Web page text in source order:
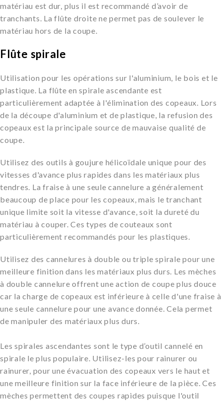
matériau est dur, plus il est recommandé d’avoir de
tranchants. La flûte droite ne permet pas de soulever le
matériau hors de la coupe.
Flûte spirale
Utilisation pour les opérations sur l'aluminium, le bois et le
plastique. La flûte en spirale ascendante est
particulièrement adaptée à l'élimination des copeaux. Lors
de la découpe d'aluminium et de plastique, la refusion des
copeaux est la principale source de mauvaise qualité de
coupe.
Utilisez des outils à goujure hélicoïdale unique pour des
vitesses d'avance plus rapides dans les matériaux plus
tendres. La fraise à une seule cannelure a généralement
beaucoup de place pour les copeaux, mais le tranchant
unique limite soit la vitesse d'avance, soit la dureté du
matériau à couper. Ces types de couteaux sont
particulièrement recommandés pour les plastiques.
Utilisez des cannelures à double ou triple spirale pour une
meilleure finition dans les matériaux plus durs. Les mèches
à double cannelure offrent une action de coupe plus douce
car la charge de copeaux est inférieure à celle d'une fraise à
une seule cannelure pour une avance donnée. Cela permet
de manipuler des matériaux plus durs.
Les spirales ascendantes sont le type d’outil cannelé en
spirale le plus populaire. Utilisez-les pour rainurer ou
rainurer, pour une évacuation des copeaux vers le haut et
une meilleure finition sur la face inférieure de la pièce. Ces
mèches permettent des coupes rapides puisque l'outil